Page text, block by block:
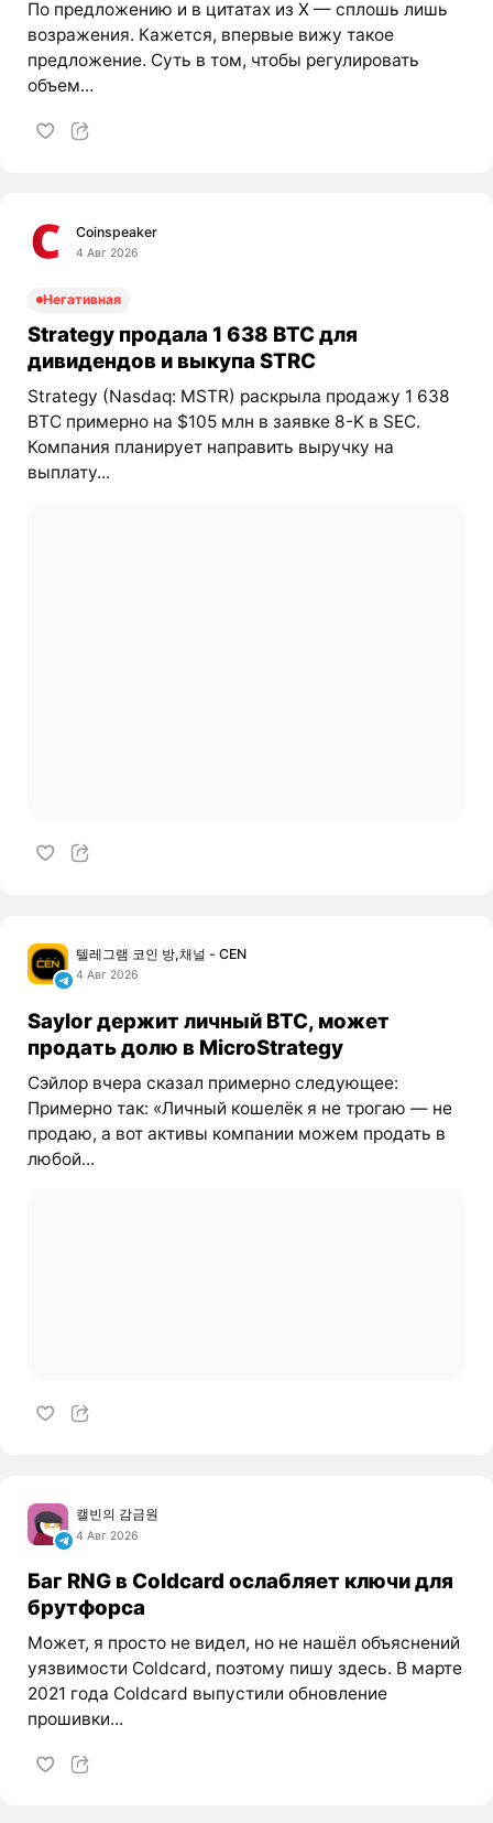
По предложению и в цитатах из X — сплошь лишь
возражения. Кажется, впервые вижу такое
предложение. Суть в том, чтобы регулировать
объем...
Coinspeaker
4 Авг 2026
Негативная
Strategy продала 1 638 BTC для
дивидендов и выкупа STRC
Strategy (Nasdaq: MSTR) раскрыла продажу 1 638
BTC примерно на $105 млн в заявке 8-K в SEC.
Компания планирует направить выручку на
выплату...
텔레그램 코인 방,채널 - CEN
4 Авг 2026
Saylor держит личный BTC, может
продать долю в MicroStrategy
Сэйлор вчера сказал примерно следующее:
Примерно так: «Личный кошелёк я не трогаю — не
продаю, а вот активы компании можем продать в
любой...
캘빈의 감금원
4 Авг 2026
Баг RNG в Coldcard ослабляет ключи для
брутфорса
Может, я просто не видел, но не нашёл объяснений
уязвимости Coldcard, поэтому пишу здесь. В марте
2021 года Coldcard выпустили обновление
прошивки...